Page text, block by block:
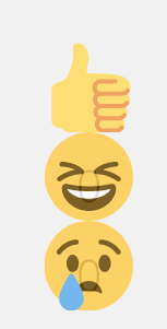
Палец
вверх!
0
Дикий
смех!
0
Грусть :(